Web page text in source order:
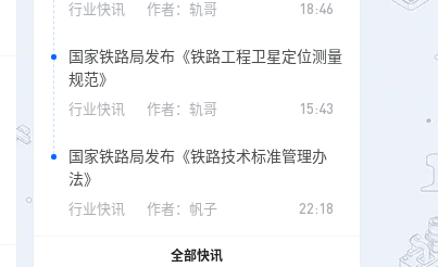
行业快讯 作者： 轨哥 18:46
国家铁路局发布《铁路工程卫星定位测量
规范》
行业快讯 作者： 轨哥 15:43
国家铁路局发布《铁路技术标准管理办
法》
行业快讯 作者： 帆子 22:18
全部快讯